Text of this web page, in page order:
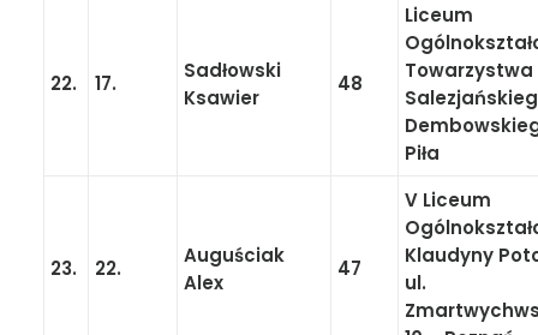
22. 17.
Sadłowski
Ksawier
48
Liceum
Towarzystwa
Piła
23. 22.
Auguściak
Alex
47
V Liceum
Klaudyny
ul.